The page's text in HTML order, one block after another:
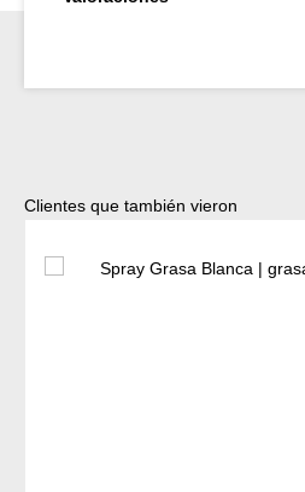
Omitir la galería de productos
Clientes que también vieron